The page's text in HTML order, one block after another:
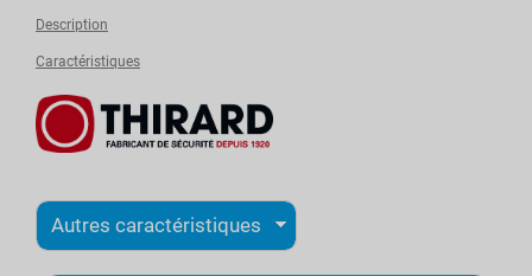
Description
Caractéristiques